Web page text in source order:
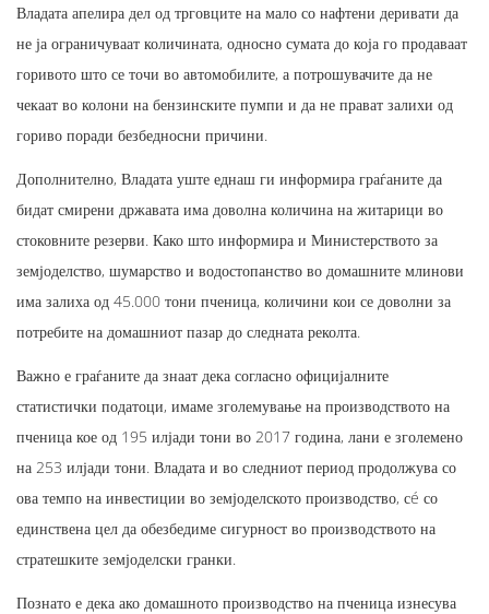
Владата апелира дел од трговците на мало со нафтени деривати да
не ја ограничуваат количината, односно сумата до која го продаваат
горивото што се точи во автомобилите, а потрошувачите да не
чекаат во колони на бензинските пумпи и да не прават залихи од
гориво поради безбедносни причини.
Дополнително, Владата уште еднаш ги информира граѓаните да
бидат смирени државата има доволна количина на житарици во
стоковните резерви. Како што информира и Министерството за
земјоделство, шумарство и водостопанство во домашните млинови
има залиха од 45.000 тони пченица, количини кои се доволни за
потребите на домашниот пазар до следната реколта.
Важно е граѓаните да знаат дека согласно официјалните
статистички податоци, имаме зголемување на производството на
пченица кое од 195 илјади тони во 2017 година, лани е зголемено
на 253 илјади тони. Владата и во следниот период продолжува со
ова темпо на инвестиции во земјоделското производство, сé со
единствена цел да обезбедиме сигурност во производството на
стратешките земјоделски гранки.
Познато е дека ако домашното производство на пченица изнесува